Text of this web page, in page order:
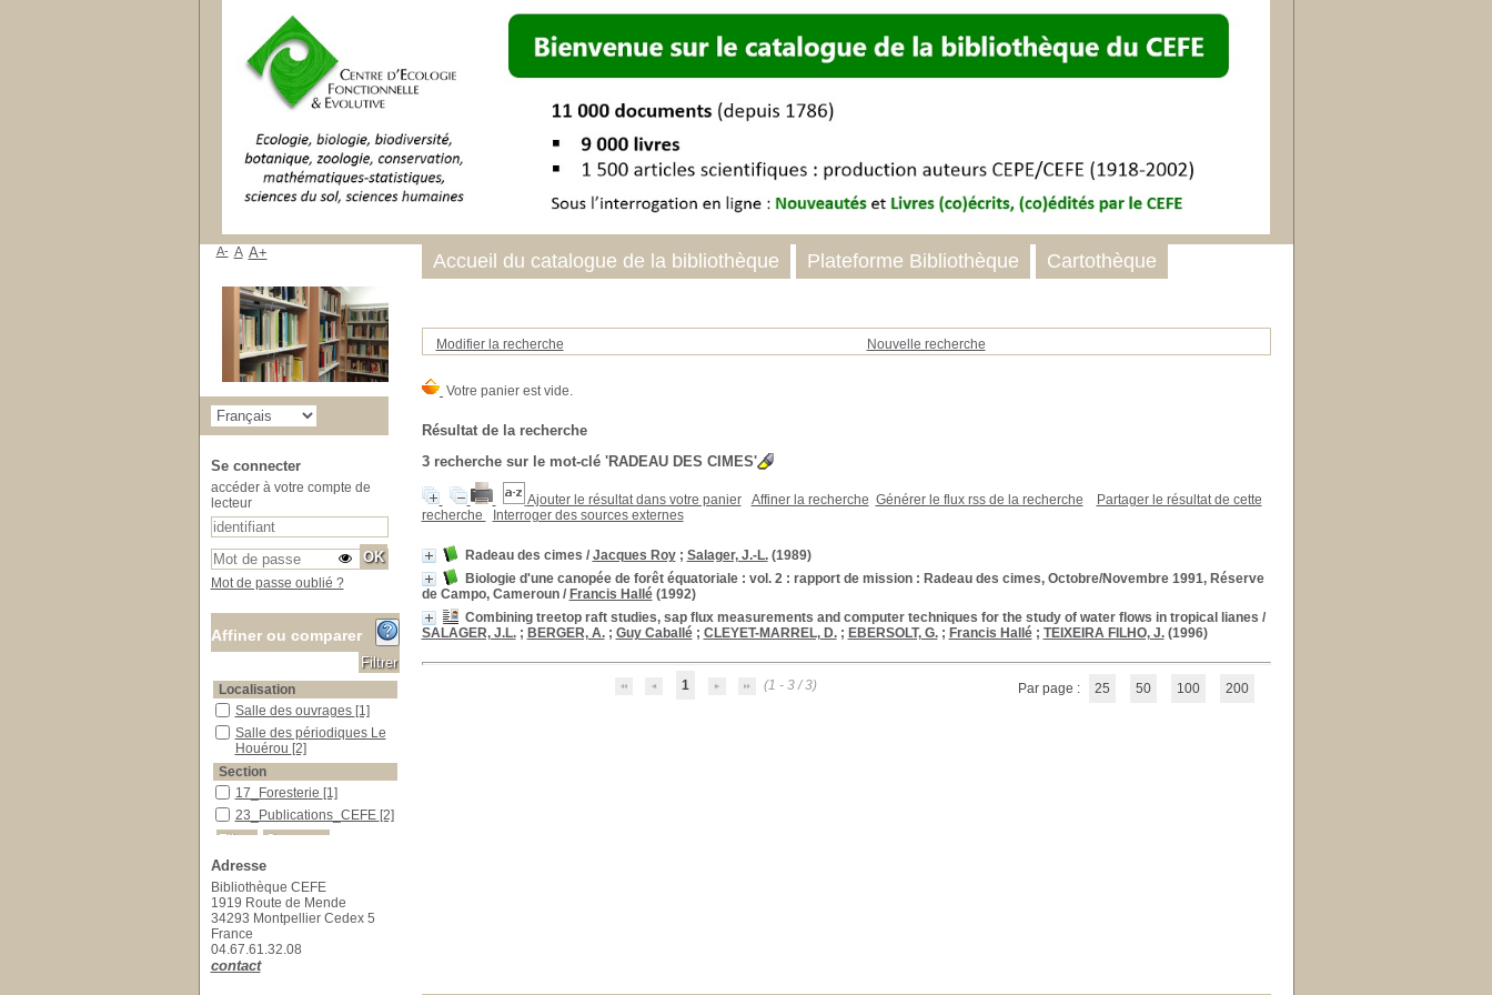
Modifier la recherche Nouvelle recherche
Résultat de la recherche
3recherche sur le mot-clé 'RADEAU DES CIMES'
Ajouter le résultat dans votre panier Affiner la recherche Générer le flux rss de la recherche
Partager le résultat de cette
recherche
Interroger des sources externes
Radeau des cimes / Jacques Roy; Salager, J.-L.(1989)
Biologie d'une canopée de forêt équatoriale : vol. 2 : rapport de mission : Radeau des cimes, Octobre/Novembre 1991, Réserve
de Campo, Cameroun/ Francis Hallé(1992)
Combining treetop raft studies, sap flux measurements and computer techniques for the study of water flows in tropical lianes /
SALAGER, J.L.; BERGER, A.; Guy Caballé; CLEYET-MARREL, D.; EBERSOLT, G.; Francis Hallé; TEIXEIRA FILHO, J.(1996)
1 (1 - 3 / 3) Par page : 25 50 100 200
Accueil du catalogue de la bibliothèque Plateforme Bibliothèque Cartothèque
A- A A+
Se connecter
accéder à votre compte de
lecteur
Mot de passe oublié ?
Affiner ou comparer
Localisation
Salle des ouvrages
Salle des ouvrages [1]
Salle des périodiques Le Houérou
Salle des périodiques Le
Houérou [2]
Section
17_Foresterie
17_Foresterie [1]
23_Publications_CEFE
23_Publications_CEFE [2]
Adresse
Bibliothèque CEFE
1919 Route de Mende
34293 Montpellier Cedex 5
France
04.67.61.32.08
contact